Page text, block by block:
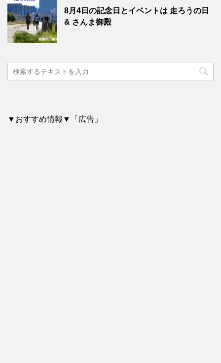
8月4日の記念日とイベントは 走ろうの日
& さんま御殿
▼おすすめ情報▼「広告」